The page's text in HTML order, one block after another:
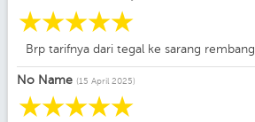
☆
☆
☆
☆
☆
Brp tarifnya dari tegal ke sarang rembang
No Name (15 April 2025)
☆
☆
☆
☆
☆